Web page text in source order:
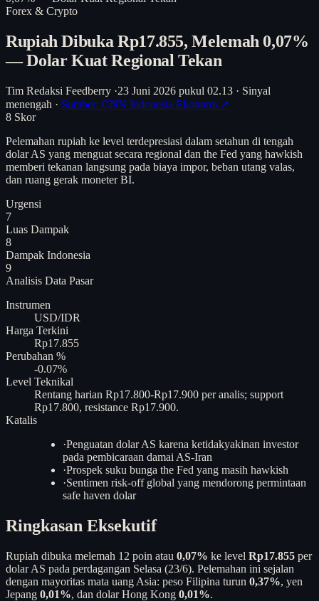
Forex & Crypto
Rupiah Dibuka Rp17.855, Melemah 0,07%
— Dolar Kuat Regional Tekan
Tim Redaksi Feedberry ·23 Juni 2026 pukul 02.13 · Sinyal
menengah · Sumber: CNN Indonesia Ekonomi ↗
8 Skor
Pelemahan rupiah ke level terdepresiasi dalam setahun di tengah
dolar AS yang menguat secara regional dan the Fed yang hawkish
memberi tekanan langsung pada biaya impor, beban utang valas,
dan ruang gerak moneter BI.
Urgensi
7
Luas Dampak
8
Dampak Indonesia
9
Analisis Data Pasar
Instrumen
USD/IDR
Harga Terkini
Rp17.855
Perubahan %
-0.07%
Level Teknikal
Rentang harian Rp17.800-Rp17.900 per analis; support
Rp17.800, resistance Rp17.900.
Katalis
·Penguatan dolar AS karena ketidakyakinan investor
pada pembicaraan damai AS-Iran
·Prospek suku bunga the Fed yang masih hawkish
·Sentimen risk-off global yang mendorong permintaan
safe haven dolar
Ringkasan Eksekutif
Rupiah dibuka melemah 12 poin atau 0,07% ke level Rp17.855 per
dolar AS pada perdagangan Selasa (23/6). Pelemahan ini sejalan
dengan mayoritas mata uang Asia: peso Filipina turun 0,37%, yen
Jepang 0,01%, dan dolar Hong Kong 0,01%.